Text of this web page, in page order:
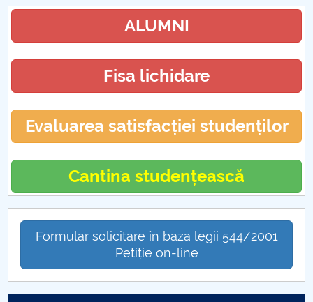
ALUMNI
Fisa lichidare
Evaluarea satisfacției studenților
Cantina studențească
Formular solicitare în baza legii 544/2001
Petiție on-line